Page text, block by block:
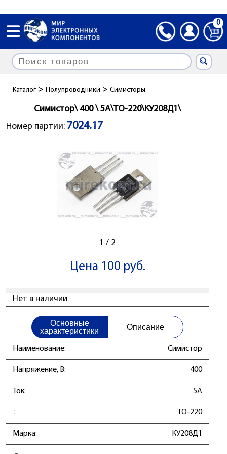
0
Каталог > Полупроводники > Симисторы
Симистор\ 400 \ 5А\TO-220\КУ208Д1\
Номер партии: 7024.17
1 / 2
Цена 100 руб.
Нет в наличии
Основные
характеристики
Описание
Наименование: Симистор
Напряжение, В: 400
Ток: 5А
: TO-220
Марка: КУ208Д1